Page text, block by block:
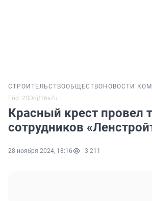
СТРОИТЕЛЬСТВООБЩЕСТВО НОВОСТИ
Erid: 2SDnjf16sZu
Красный крест провел
сотрудников
28 ноября 2024, 18:16 3 211